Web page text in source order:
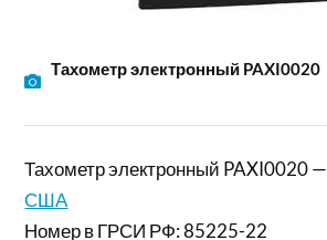
Тахометр электронный PAXI0020
Тахометр электронный PAXI0020 —
США
Номер в ГРСИ РФ: 85225-22